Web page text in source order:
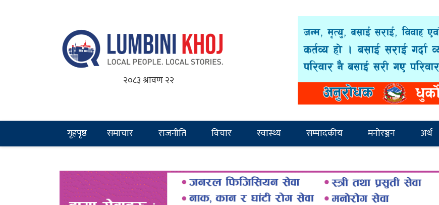
२०८३ श्रावण २२
गृहपृष्ठ समाचार राजनीति विचार स्वास्थ्य सम्पादकीय मनोरञ्जन अर्थ